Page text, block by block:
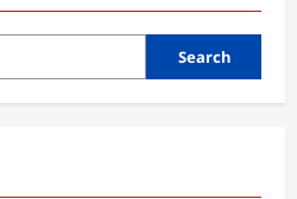
Search